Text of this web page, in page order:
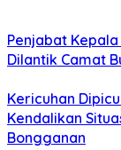
Penjabat Kepala
Dilantik Camat
Kericuhan
Kendalikan
Bongganan